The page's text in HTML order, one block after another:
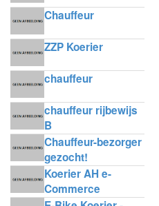
Chauffeur
ZZP Koerier
chauffeur
chauffeur rijbewijs
B
Chauffeur-bezorger
gezocht!
Koerier AH e-
Commerce